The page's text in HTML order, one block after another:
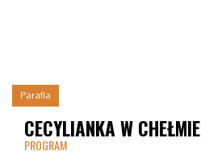
Parafia
CECYLIANKA W CHEŁMIE
PROGRAM